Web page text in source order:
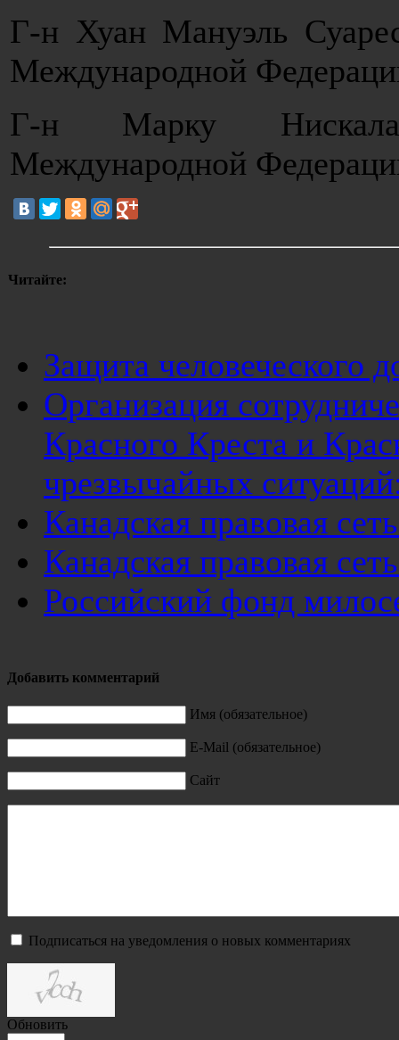
Г-н Хуан Мануэль
Международной
Г-н Марку Нискала
Международной
Читайте:
Защита человеческого
Организация
Красного Креста и
чрезвычайных
Канадская правовая
Канадская правовая
Российский фонд
Добавить комментарий
Имя (обязательное)
E-Mail (обязательное)
Сайт
Подписаться на уведомления о новых комментариях
Обновить